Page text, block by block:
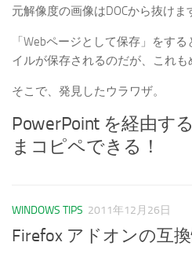
元解像度の画像はDOCから抜けま
「Webページとして保存」をする
イルが保存されるのだが、これも
そこで、発見したウラワザ。
PowerPoint を経由す
まコピペできる！
WINDOWS TIPS 2011年12月26日
Firefox アドオンの互